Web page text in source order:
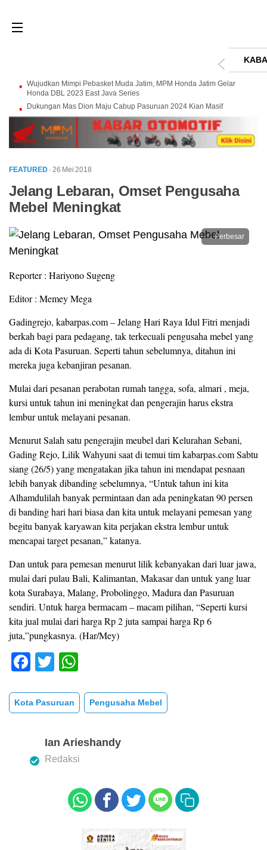
Wujudkan Mimpi Pebasket Muda Jatim, MPM Honda Jatim Gelar
Honda DBL 2023 East Java Series
Dukungan Mas Dion Maju Cabup Pasuruan 2024 Kian Masif
FEATURED · 26 Mei 2018
Jelang Lebaran, Omset Pengusaha
Mebel Meningkat
Perbesar
Reporter : Hariyono Sugeng
Editor : Memey Mega
Gadingrejo, kabarpas.com – Jelang Hari Raya Idul Fitri menjadi
berkah bagi para pedagang, tak terkecuali pengusaha mebel yang
ada di Kota Pasuruan. Seperti tahun sebelumnya, ditahun ini
mereka juga kebanjiran pesanan.
Mulai dari pesanan perabotan rumah tangga, sofa, almari , meja,
kursi untuk tahun ini meningkat dan pengerajin harus ekstra
lembur untuk melayani pesanan.
Menurut Salah satu pengerajin meubel dari Kelurahan Sebani,
Gading Rejo, Lilik Wahyuni saat di temui tim kabarpas.com Sabtu
siang (26/5) yang mengatakan jika tahun ini mendapat pesnaan
lebih banyak dibanding sebelumnya, “Untuk tahun ini kita
Alhamdulilah banyak permintaan dan ada peningkatan 90 persen
di banding hari hari biasa dan kita untuk melayani pemesan yang
begitu banyak karyawan kita perjakan ekstra lembur untuk
mencapai target pesanan,” katanya.
Dan untuk para pemesan menurut lilik kebanyakan dari luar jawa,
mulai dari pulau Bali, Kalimantan, Makasar dan untuk yang luar
kota Surabaya, Malang, Probolinggo, Madura dan Pasuruan
sendiri. Untuk harga bermacam – macam pilihan, “Seperti kursi
kita jual mulai dari harga Rp 2 juta sampai harga Rp 6
juta,”pungkasnya. (Har/Mey)
F
c
e
o
T
tt
er
at
s
A
p
Kota Pasuruan Pengusaha Mebel
Ian Arieshandy
Redaksi